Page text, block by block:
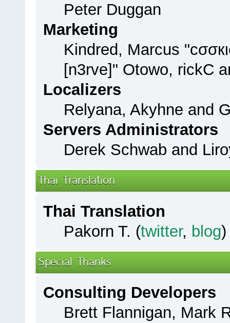
Peter Duggan
Marketing
Kindred, Marcus
[n3rve]" Otowo, rickC
Localizers
Relyana, Akyhne and
Servers Administrators
Derek Schwab and
Thai Translation
Thai Translation
Pakorn T. (twitter, blog)
Special Thanks
Consulting Developers
Brett Flannigan, Mark